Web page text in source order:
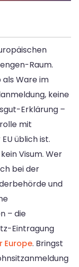
Raum.
Ware im
keine
Erklärung –
mit
üblich ist.
Visum. Wer
bei der
und
– die
Eintragung
Europe. Bringst